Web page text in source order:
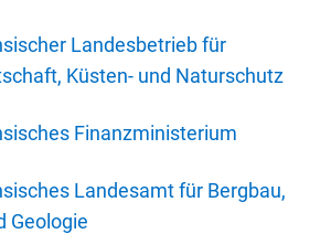
Landesbetrieb für
Küsten- und Naturschutz
Finanzministerium
Landesamt für Bergbau,
Geologie